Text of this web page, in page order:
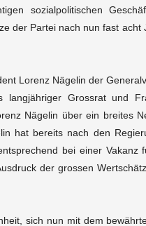
sozialpolitischen
der Partei nach nun fast acht
Lorenz Nägelin der
Grossrat und
Nägelin über ein breites
hat bereits nach den
bei einer Vakanz
der grossen
sich nun mit dem